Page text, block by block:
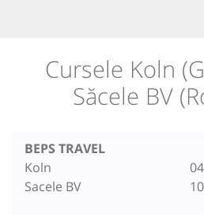
Cursele Koln
Săcele BV
BEPS TRAVEL
Koln
Sacele BV